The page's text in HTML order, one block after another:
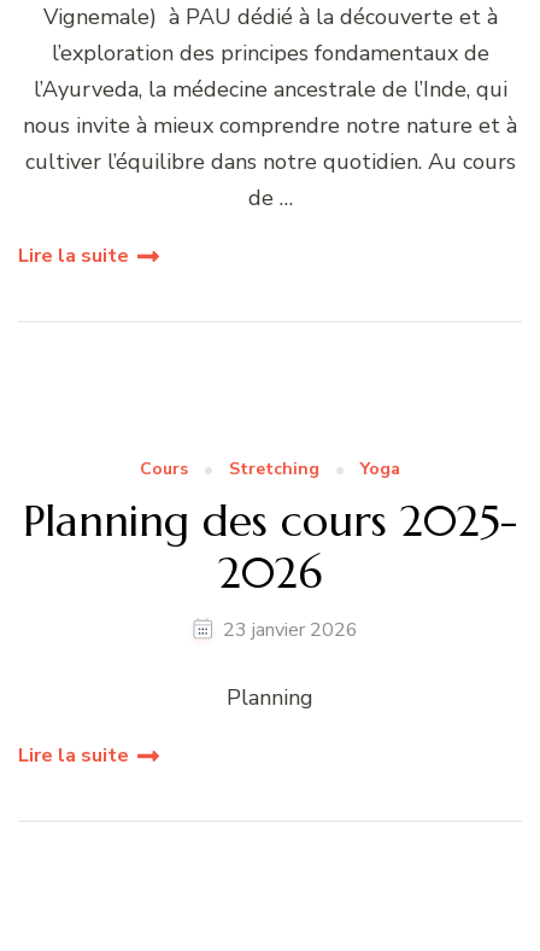
Vignemale) à PAU dédié à la découverte et à
l’exploration des principes fondamentaux de
l’Ayurveda, la médecine ancestrale de l’Inde, qui
nous invite à mieux comprendre notre nature et à
cultiver l’équilibre dans notre quotidien. Au cours
de …
Lire la suite
Cours Stretching Yoga
Planning des cours 2025-
2026
23 janvier 2026
Planning
Lire la suite